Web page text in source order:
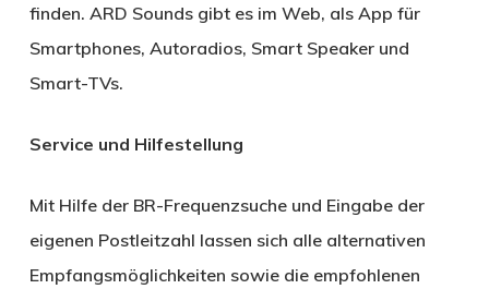
finden. ARD Sounds gibt es im Web, als App für
Smartphones, Autoradios, Smart Speaker und
Smart-TVs.
Service und Hilfestellung
Mit Hilfe der BR-Frequenzsuche und Eingabe der
eigenen Postleitzahl lassen sich alle alternativen
Empfangsmöglichkeiten sowie die empfohlenen